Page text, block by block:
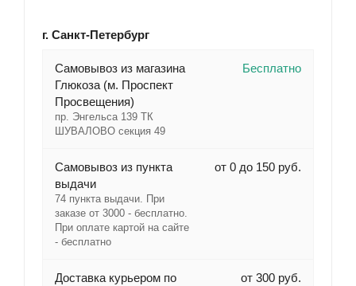
г. Санкт-Петербург
Cамовывоз из магазина
Глюкоза (м. Проспект
Просвещения)
пр. Энгельса 139 ТК
ШУВАЛОВО секция 49
Бесплатно
Самовывоз из пункта
выдачи
74 пункта выдачи. При
заказе от 3000 - бесплатно.
При оплате картой на сайте
- бесплатно
от 0 до 150 руб.
Доставка курьером по
от 300 руб.